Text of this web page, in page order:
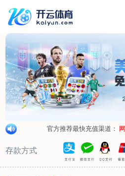
Menu
网站首页
关于我们
产品中心
荣誉资质
厂区设备
人才招聘
新闻中心
销售网点